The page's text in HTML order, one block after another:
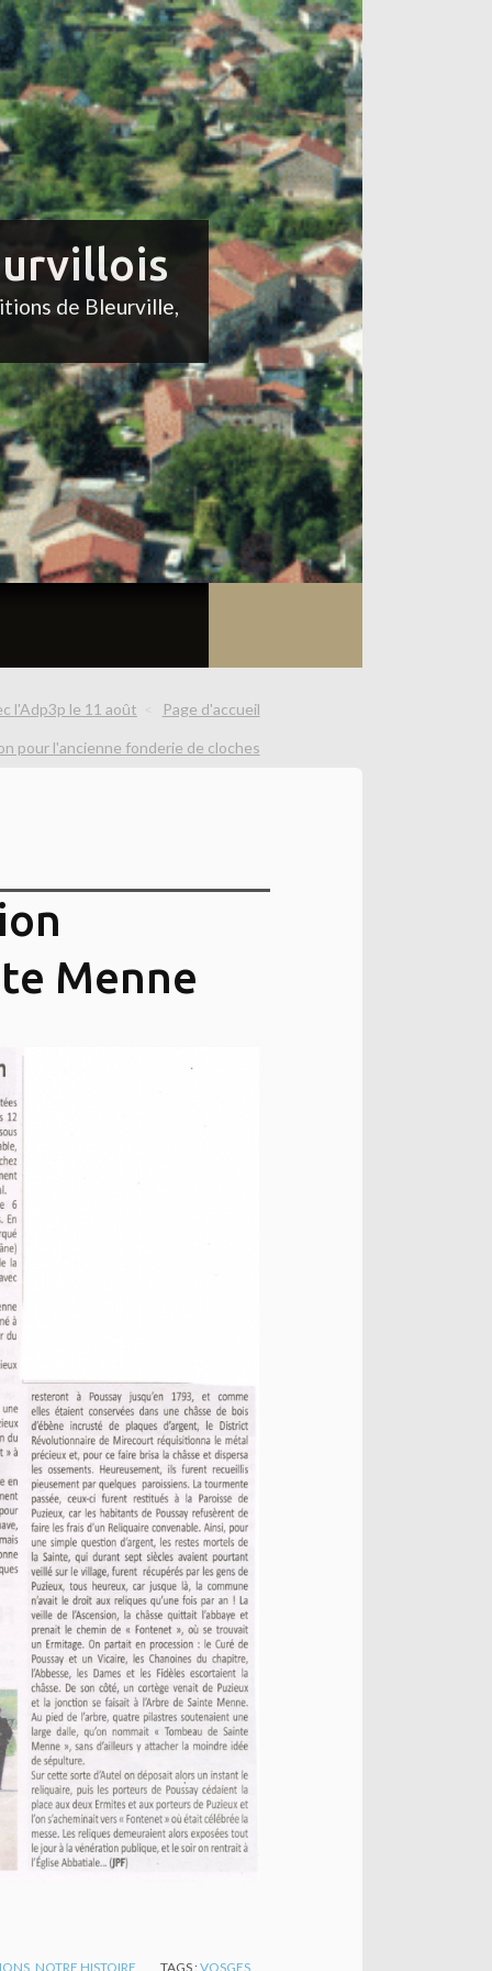
de Bleurville,
l'Adp3p le 11 août Page d'accueil
pour l'ancienne fonderie de cloches
Menne
NOTRE HISTOIRE TAGS :VOSGES